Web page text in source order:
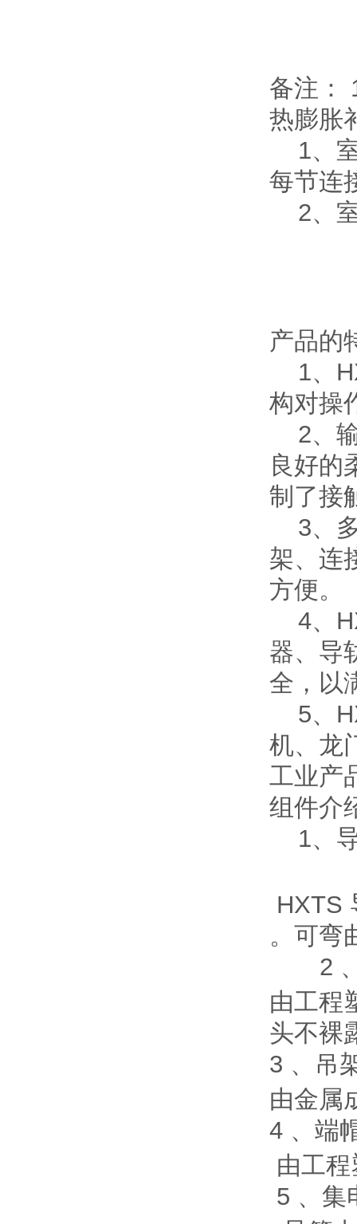
备注：
热膨胀
1、室
每节连
2、室
产品的
1、
构对操
2、输
良好的
制了接
3、多
架、连
方便。
4、
器、导
全，以
5、
机、龙
工业产
组件介
1、
HXTS
。可弯
2
由工程
头不裸
3 、吊
由金属
4 、端
由工
5 、